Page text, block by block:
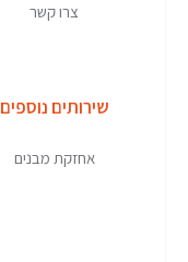
צרו קשר
שירותים נוספים
אחזקת מבנים